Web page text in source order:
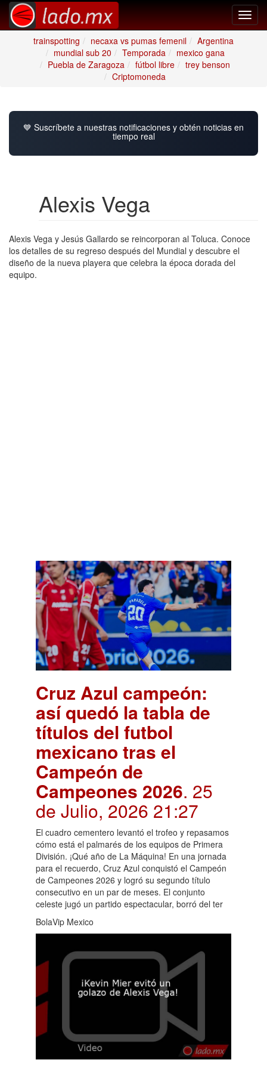
trainspotting
necaxa vs pumas femenil
Argentina
mundial sub 20
Temporada
mexico gana
Puebla de Zaragoza
fútbol libre
trey benson
Criptomoneda
💙 Suscríbete a nuestras notificaciones y obtén noticias en
tiempo real
Alexis Vega
Alexis Vega y Jesús Gallardo se reincorporan al Toluca. Conoce
los detalles de su regreso después del Mundial y descubre el
diseño de la nueva playera que celebra la época dorada del
equipo.
Cruz Azul campeón:
así quedó la tabla de
títulos del futbol
mexicano tras el
Campeón de
Campeones 2026. 25
de Julio, 2026 21:27
El cuadro cementero levantó el trofeo y repasamos
cómo está el palmarés de los equipos de Primera
División. ¡Qué año de La Máquina! En una jornada
para el recuerdo, Cruz Azul conquistó el Campeón
de Campeones 2026 y logró su segundo título
consecutivo en un par de meses. El conjunto
celeste jugó un partido espectacular, borró del ter
BolaVip Mexico